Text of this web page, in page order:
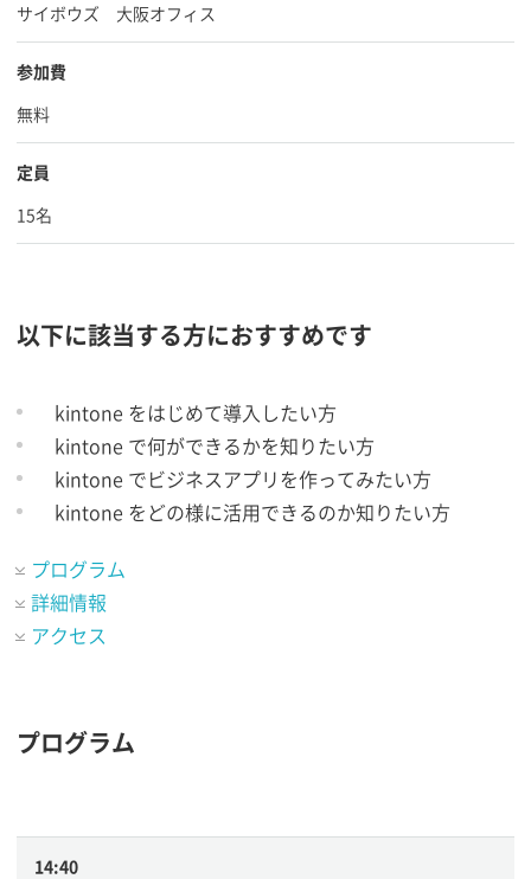
サイボウズ 大阪オフィス
参加費
無料
定員
15名
以下に該当する方におすすめです
kintone をはじめて導入したい方
kintone で何ができるかを知りたい方
kintone でビジネスアプリを作ってみたい方
kintone をどの様に活用できるのか知りたい方
プログラム
詳細情報
アクセス
プログラム
14:40